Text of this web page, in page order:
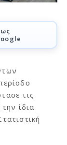
τις
ίδια